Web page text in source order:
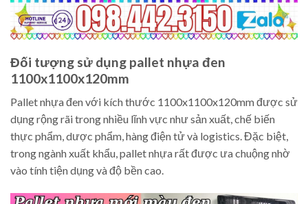
Đối tượng sử dụng pallet nhựa đen
1100x1100x120mm
Pallet nhựa đen với kích thước 1100x1100x120mm được sử
dụng rộng rãi trong nhiều lĩnh vực như sản xuất, chế biến
thực phẩm, dược phẩm, hàng điện tử và logistics. Đặc biệt,
trong ngành xuất khẩu, pallet nhựa rất được ưa chuộng nhờ
vào tính tiện dụng và độ bền cao.